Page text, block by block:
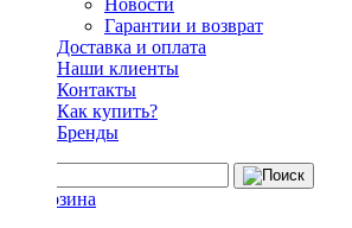
Новости
Гарантии и возврат
Доставка и оплата
Наши клиенты
Контакты
Как купить?
Бренды